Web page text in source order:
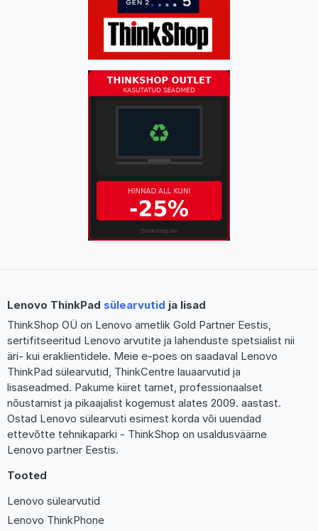
Lenovo ThinkPad sülearvutid ja lisad
ThinkShop OÜ on Lenovo ametlik Gold Partner Eestis,
sertifitseeritud Lenovo arvutite ja lahenduste spetsialist nii
äri- kui eraklientidele. Meie e-poes on saadaval Lenovo
ThinkPad sülearvutid, ThinkCentre lauaarvutid ja
lisaseadmed. Pakume kiiret tarnet, professionaalset
nõustamist ja pikaajalist kogemust alates 2009. aastast.
Ostad Lenovo sülearvuti esimest korda või uuendad
ettevõtte tehnikaparki - ThinkShop on usaldusväärne
Lenovo partner Eestis.
Tooted
Lenovo sülearvutid
Lenovo ThinkPhone